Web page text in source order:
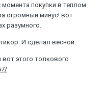
момента покупки в теплом
огромный минус! вот
разумного.
И сделал весной.
этого толкового